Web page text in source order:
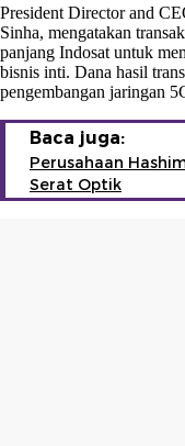
President Director and
Sinha, mengatakan
panjang Indosat untuk
bisnis inti. Dana hasil
pengembangan jaringan
Baca juga:
Perusahaan
Serat Optik